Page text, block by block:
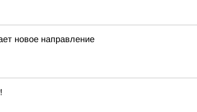
новое направление